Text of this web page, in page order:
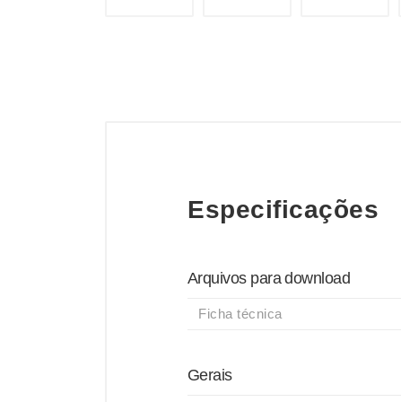
Especificações
Arquivos para download
Ficha técnica
Gerais